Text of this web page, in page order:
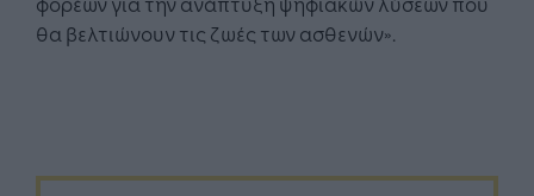
θα βελτιώνουν τις ζωές των ασθενών».